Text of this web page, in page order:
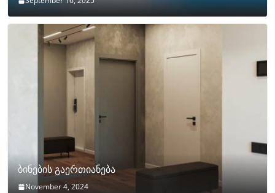
ბინების გაერთიანება
November 4, 2024